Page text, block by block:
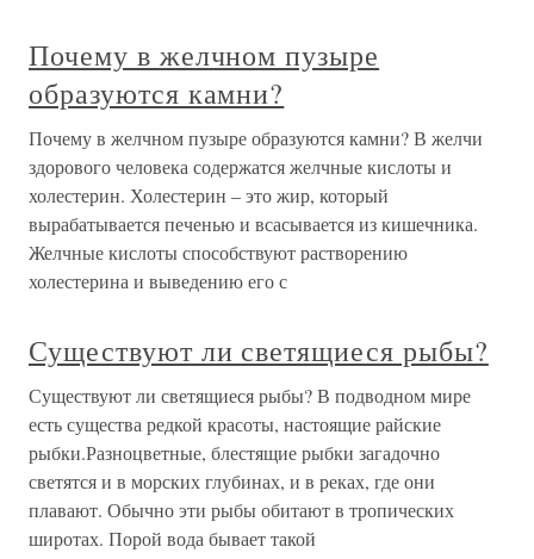
Почему в желчном пузыре
образуются камни?
Почему в желчном пузыре образуются камни? В желчи
здорового человека содержатся желчные кислоты и
холестерин. Холестерин – это жир, который
вырабатывается печенью и всасывается из кишечника.
Желчные кислоты способствуют растворению
холестерина и выведению его с
Существуют ли светящиеся рыбы?
Существуют ли светящиеся рыбы? В подводном мире
есть существа редкой красоты, настоящие райские
рыбки.Разноцветные, блестящие рыбки загадочно
светятся и в морских глубинах, и в реках, где они
плавают. Обычно эти рыбы обитают в тропических
широтах. Порой вода бывает такой